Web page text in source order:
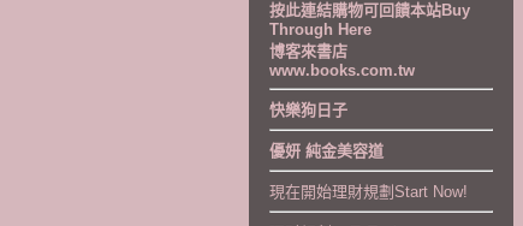
按此連結購物可回饋本站Buy
Through Here
博客來書店
www.books.com.tw
快樂狗日子
優妍 純金美容道
現在開始理財規劃Start Now!